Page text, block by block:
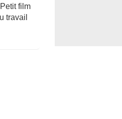
film
travail